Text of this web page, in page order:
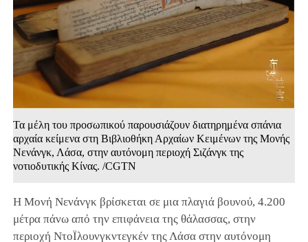
Τα μέλη του προσωπικού παρουσιάζουν διατηρημένα σπάνια
αρχαία κείμενα στη Βιβλιοθήκη Αρχαίων Κειμένων της Μονής
Νενάνγκ, Λάσα, στην αυτόνομη περιοχή Σιζάνγκ της
νοτιοδυτικής Κίνας. /CGTN
Η Μονή Νενάνγκ βρίσκεται σε μια πλαγιά βουνού, 4.200
μέτρα πάνω από την επιφάνεια της θάλασσας, στην
περιοχή ΝτοΪλουνγκντεγκέν της Λάσα στην αυτόνομη